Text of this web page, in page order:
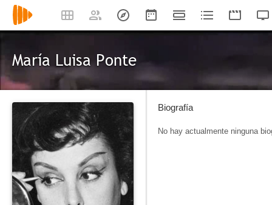
María Luisa Ponte
Biografía
No hay actualmente ninguna